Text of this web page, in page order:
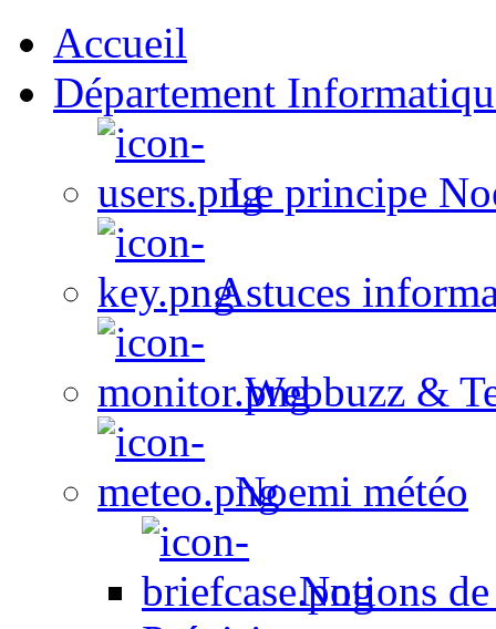
Accueil
Département
Le principe
Astuces
Webbuzz &
Noemi météo
Notions